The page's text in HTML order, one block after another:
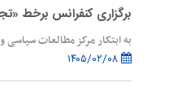
برگزاری کنفرانس برخط
به ابتکار مرکز مطالعات سیاسی